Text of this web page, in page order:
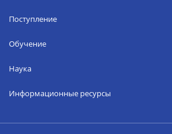
Поступление
Обучение
Наука
Информационные ресурсы